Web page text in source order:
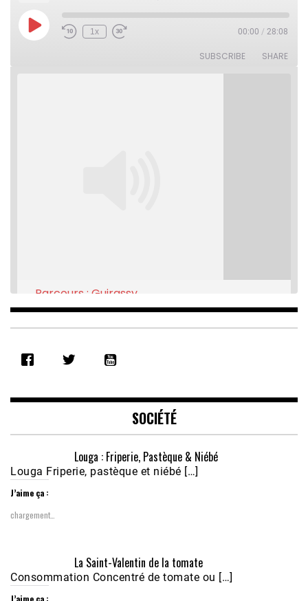
Play
Episode
Rewind
1x
Fast
00:00 / 28:08
SUBSCRIBE SHARE
RSS FEED
EMBED
Parcours : Guirassy
Feb 16, 2021 • 28:08
Nobana (Podologue)
Feb 24, 2021 • 28mn
SOCIÉTÉ
Louga : Friperie, Pastèque & Niébé
Louga Friperie, pastèque et niébé […]
J’aime ça :
chargement…
La Saint-Valentin de la tomate
Consommation Concentré de tomate ou […]
J’aime ça :